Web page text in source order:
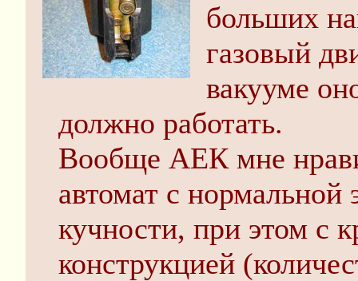
больших
газовый
вакууме
должно работать.
Вообще АЕК мне
автомат с
кучности, при этом с
конструкцией